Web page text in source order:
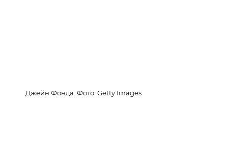
Джейн Фонда. Фото: Getty Images